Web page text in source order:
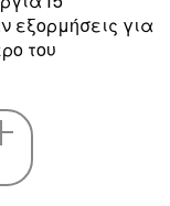
εξορμήσεις για
του